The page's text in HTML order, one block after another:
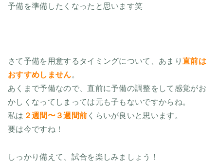
予備を準備したくなったと思います笑
さて予備を用意するタイミングについて、あまり直前は
おすすめしません。
あくまで予備なので、直前に予備の調整をして感覚がお
かしくなってしまっては元も子もないですからね。
私は ２週間〜３週間前 くらいが良いと思います。
要は今ですね！
しっかり備えて、試合を楽しみましょう！